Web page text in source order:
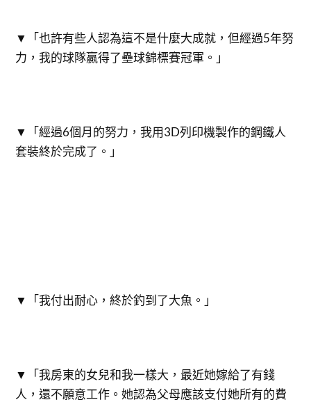
▼「也許有些人認為這不是什麼大成就，但經過5年努
力，我的球隊贏得了壘球錦標賽冠軍。」
▼「經過6個月的努力，我用3D列印機製作的鋼鐵人
套裝終於完成了。」
▼「我付出耐心，終於釣到了大魚。」
▼「我房東的女兒和我一樣大，最近她嫁給了有錢
人，還不願意工作。她認為父母應該支付她所有的費